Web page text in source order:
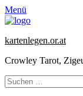
Menü
kartenlegen.or.at
Crowley Tarot,
Suchen
nach: